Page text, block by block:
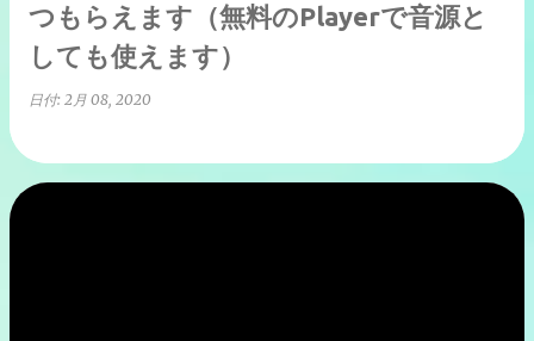
つもらえます（無料のPlayerで音源と
しても使えます）
日付: 2月 08, 2020